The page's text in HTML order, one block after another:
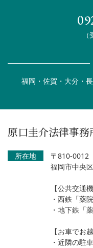
福岡・佐賀・大分・
原口圭介法律事務
所在地
〒810-0012
福岡市中央
【公共交通
・西鉄「薬
・地下鉄「
【お車でお
・近隣の駐